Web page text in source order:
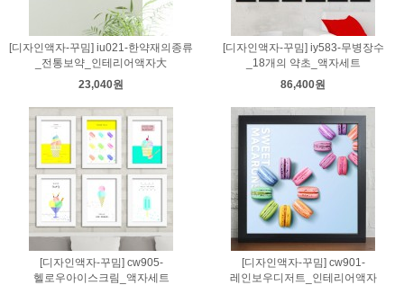
[디자인액자-꾸밈] iu021-한약재의종류
_전통보약_인테리어액자大
23,040원
[디자인액자-꾸밈] iy583-무병장수
_18개의 약초_액자세트
86,400원
[디자인액자-꾸밈] cw905-
헬로우아이스크림_액자세트
[디자인액자-꾸밈] cw901-
레인보우디저트_인테리어액자